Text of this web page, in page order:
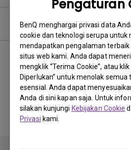
Pengaturan
BenQ menghargai privasi data
cookie dan teknologi serupa untuk
mendapatkan pengalaman
situs web kami. Anda dapat
mengklik “Terima Cookie”, atau
Diperlukan” untuk menolak
esensial. Anda dapat
Anda di sini kapan saja. Untuk
silakan kunjungi Kebijakan Cookie
Privasi kami.
Perangkat Lunak
Tidak ada
&amp;